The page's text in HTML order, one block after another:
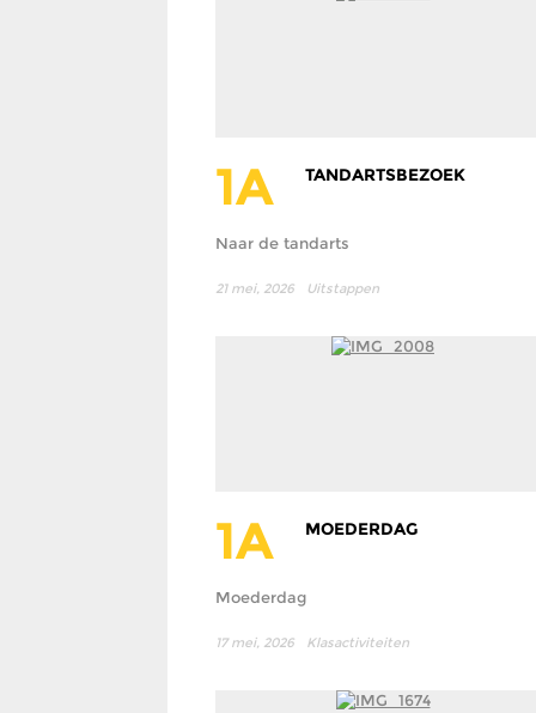
1A TANDARTSBEZOEK
Naar de tandarts
21 mei, 2026 Uitstappen
1A MOEDERDAG
Moederdag
17 mei, 2026 Klasactiviteiten